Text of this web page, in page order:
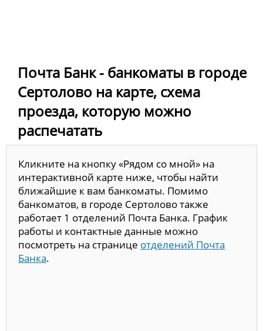
Почта Банк - банкоматы в городе
Сертолово на карте, схема
проезда, которую можно
распечатать
Кликните на кнопку «Рядом со мной» на
интерактивной карте ниже, чтобы найти
ближайшие к вам банкоматы. Помимо
банкоматов, в городе Сертолово также
работает 1 отделений Почта Банка. График
работы и контактные данные можно
посмотреть на странице отделений Почта
Банка.